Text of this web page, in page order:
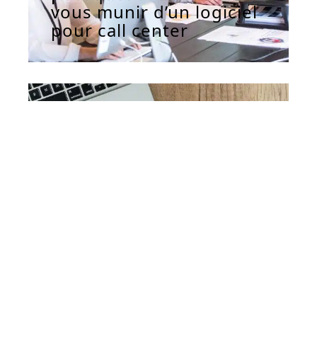
vous munir d’un logiciel
pour call center